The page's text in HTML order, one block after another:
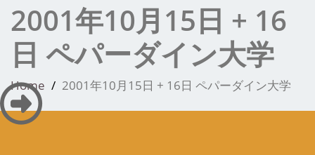
2001年10月15日 + 16
日 ペパーダイン大学
Home 2001年10月15日 + 16日 ペパーダイン大学